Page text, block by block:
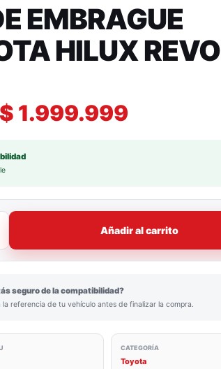
EMBRAGUE
HILUX REVO
$ 1.999.999
Añadir al carrito
seguro de la compatibilidad?
la referencia de tu vehículo antes de finalizar la compra.
CATEGORÍA
Toyota